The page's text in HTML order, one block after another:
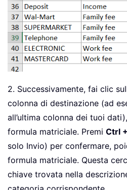
2. Successivamente, fai clic
colonna di destinazione (ad
all’ultima colonna dei tuoi
formula matriciale. Premi Ctrl
solo Invio) per confermare,
formula matriciale. Questa
chiave trovata nella